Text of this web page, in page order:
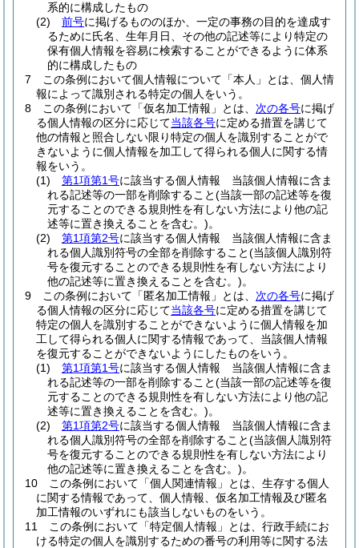
系的に構成したもの
(2)
前号に掲げるもののほか、一定の事務の目的を達成す
るために氏名、生年月日、その他の記述等により特定の
保有個人情報を容易に検索することができるように体系
的に構成したもの
7
この条例において個人情報について「本人」とは、個人情
報によって識別される特定の個人をいう。
8
この条例において「仮名加工情報」とは、 次の各号に掲げ
る個人情報の区分に応じて当該各号に定める措置を講じて
他の情報と照合しない限り特定の個人を識別することがで
きないように個人情報を加工して得られる個人に関する情
報をいう。
(1)
第1項第1号に該当する個人情報 当該個人情報に含ま
れる記述等の一部を削除すること(当該一部の記述等を復
元することのできる規則性を有しない方法により他の記
述等に置き換えることを含む。)。
(2)
第1項第2号に該当する個人情報 当該個人情報に含ま
れる個人識別符号の全部を削除すること(当該個人識別符
号を復元することのできる規則性を有しない方法により
他の記述等に置き換えることを含む。)。
9
この条例において「匿名加工情報」とは、 次の各号に掲げ
る個人情報の区分に応じて当該各号に定める措置を講じて
特定の個人を識別することができないように個人情報を加
工して得られる個人に関する情報であって、当該個人情報
を復元することができないようにしたものをいう。
(1)
第1項第1号に該当する個人情報 当該個人情報に含ま
れる記述等の一部を削除すること(当該一部の記述等を復
元することのできる規則性を有しない方法により他の記
述等に置き換えることを含む。)。
(2)
第1項第2号に該当する個人情報 当該個人情報に含ま
れる個人識別符号の全部を削除すること(当該個人識別符
号を復元することのできる規則性を有しない方法により
他の記述等に置き換えることを含む。)。
10
この条例において「個人関連情報」とは、生存する個人
に関する情報であって、個人情報、仮名加工情報及び匿名
加工情報のいずれにも該当しないものをいう。
11
この条例において「特定個人情報」とは、行政手続にお
ける特定の個人を識別するための番号の利用等に関する法